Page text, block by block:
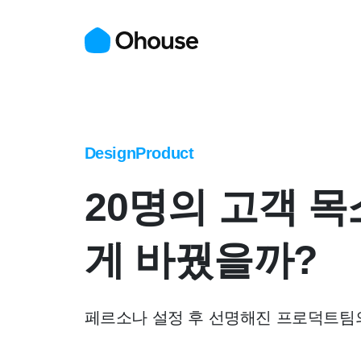
DesignProduct
20명의 고객 목
게 바꿨을까?
페르소나 설정 후 선명해진 프로덕트팀